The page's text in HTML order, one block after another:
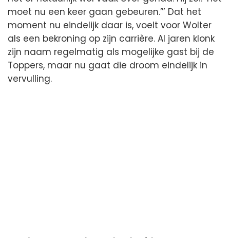
moet nu een keer gaan gebeuren.”’ Dat het
moment nu eindelijk daar is, voelt voor Wolter
als een bekroning op zijn carrière. Al jaren klonk
zijn naam regelmatig als mogelijke gast bij de
Toppers, maar nu gaat die droom eindelijk in
vervulling.